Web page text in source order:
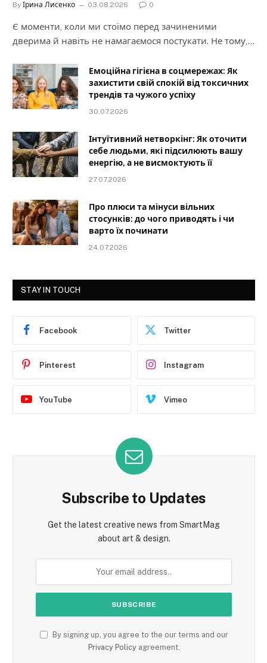
By Ірина Лисенко 03.08.2026 0
Є моменти, коли ми стоїмо перед зачиненими
дверима й навіть не намагаємося постукати. Не тому,…
Емоційна гігієна в соцмережах: Як
захистити свій спокій від токсичних
трендів та чужого успіху
30.07.2026
Інтуїтивний нетворкінг: Як оточити
себе людьми, які підсилюють вашу
енергію, а не висмоктують її
27.07.2026
Про плюси та мінуси вільних
стосунків: до чого приводять і чи
варто їх починати
24.07.2026
STAY IN TOUCH
Facebook Twitter
Pinterest Instagram
YouTube Vimeo
Subscribe to Updates
Get the latest creative news from SmartMag
about art & design.
By signing up, you agree to the our terms and our
Privacy Policyagreement.